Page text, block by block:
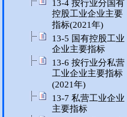
13-4 按行业分国有
控股工业企业主要
指标(2021年)
13-5 国有控股工业
企业主要指标
13-6 按行业分私营
工业企业主要指标
(2021年)
13-7 私营工业企业
主要指标